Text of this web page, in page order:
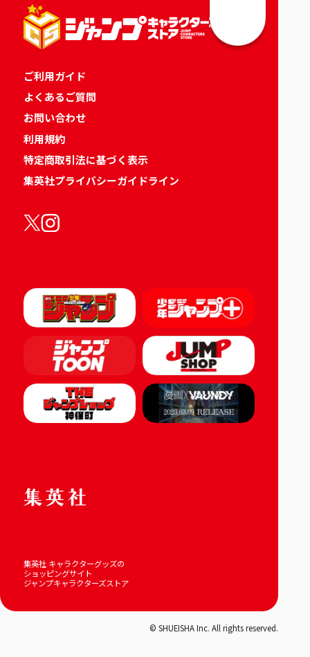
ご利用ガイド
よくあるご質問
お問い合わせ
利用規約
特定商取引法に基づく表示
集英社プライバシーガイドライン
集英社 キャラクターグッズの
ショッピングサイト
ジャンプキャラクターズストア
© SHUEISHA Inc. All rights reserved.